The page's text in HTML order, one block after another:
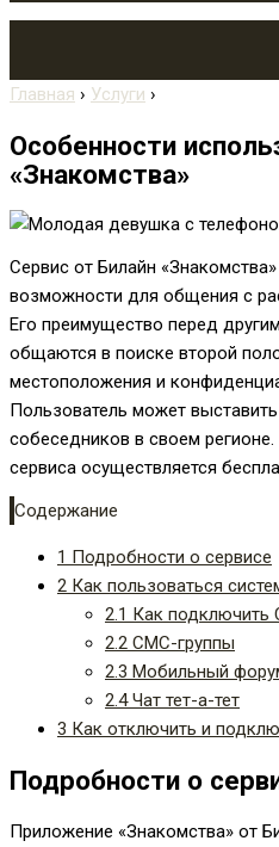
Главная › Услуги ›
Особенности
«Знакомства»
Сервис от Билайн
возможности для общения с
Его преимущество перед
общаются в поиске второй
местоположения и
Пользователь может
собеседников в своем
сервиса осуществляется
Содержание
1 Подробности о сервисе
2 Как пользоваться
2.1 Как подключить
2.2 СМС-группы
2.3 Мобильный
2.4Чат тет-а-тет
3 Как отключить и
Подробности о
Приложение «Знакомства» от